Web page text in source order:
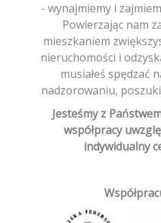
- wynajmiemy i
Powierzając nam
mieszkaniem
nieruchomości i
musiałeś spędzać
nadzorowaniu,
Jesteśmy z
współpracy
indywidualny